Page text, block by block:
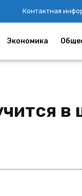
Контактная
Экономика